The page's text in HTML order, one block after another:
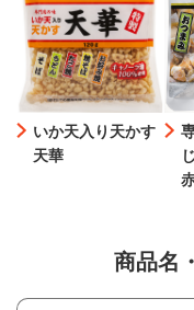
いか天入り天かす
天華
商品名